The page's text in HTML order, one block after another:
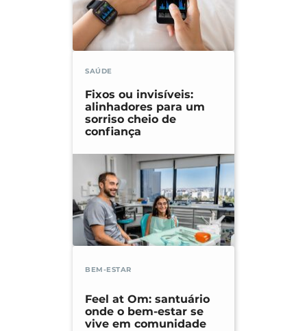
SAÚDE
Fixos ou invisíveis:
alinhadores para um
sorriso cheio de
confiança
BEM-ESTAR
Feel at Om: santuário
onde o bem-estar se
vive em comunidade